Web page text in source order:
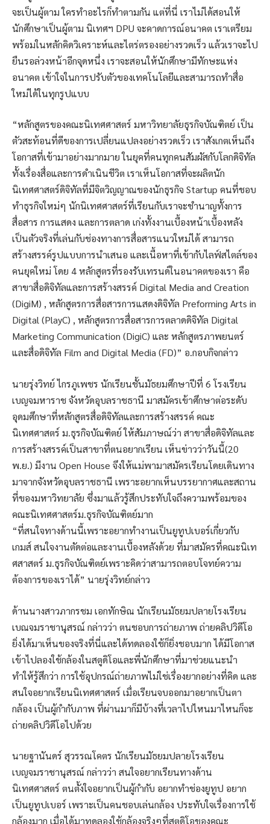
จะเป็นผู้ตาม ใครทำอะไรก็ทำตามกัน แต่ที่นี่ เราไม่ได้สอนให้
นักศึกษาเป็นผู้ตาม นิเทศฯ DPU จะคาดการณ์อนาคต เราเตรียม
พร้อมในหลักคิดวิเคราะห์และไตร่ตรองอย่างรวดเร็ว แล้วเราจะไป
ยืนรอล่วงหน้าอีกจุดหนึ่ง เราจะสอนให้นักศึกษามีทักษะแห่ง
อนาคต เข้าใจในการปรับตัวของเทคโนโลยีและสามารถทำสื่อ
ใหม่ได้ในทุกรูปแบบ
“หลักสูตรของคณะนิเทศศาสตร์ มหาวิทยาลัยธุรกิจบัณฑิตย์ เป็น
ตัวสะท้อนที่ดีของการเปลี่ยนแปลงอย่างรวดเร็ว เราสังเกตเห็นถึง
โอกาสที่เข้ามาอย่างมากมาย ในยุคที่คนทุกคนสัมผัสกับโลกดิจิทัล
ทั้งเรื่องสื่อและการดำเนินชีวิต เราเห็นโอกาสที่จะผลิตนัก
นิเทศศาสตร์ดิจิทัลที่มีจิตวิญญาณของนักธุรกิจ Startup คนที่ชอบ
ทำธุรกิจใหม่ๆ นักนิเทศศาสตร์ที่เรียนกับเราจะชำนาญทั้งการ
สื่อสาร การแสดง และการตลาด เก่งทั้งงานเบื้องหน้าเบื้องหลัง
เป็นตัวจริงที่เล่นกับช่องทางการสื่อสารแนวใหม่ได้ สามารถ
สร้างสรรค์รูปแบบการนำเสนอ และเนื้อหาที่เข้ากับไลฟ์สไตล์ของ
คนยุคใหม่ โดย 4 หลักสูตรที่รองรับเทรนด์ในอนาคตของเรา คือ
สาขาสื่อดิจิทัลและการสร้างสรรค์ Digital Media and Creation
(DigiM) , หลักสูตรการสื่อสารการแสดงดิจิทัล Preforming Arts in
Digital (PlayC) , หลักสูตรการสื่อสารการตลาดดิจิทัล Digital
Marketing Communication (DigiC) และ หลักสูตรภาพยนตร์
และสื่อดิจิทัล Film and Digital Media (FD)” อ.กอบกิจกล่าว
นายรุ่งวิทย์ ไกรภูเพชร นักเรียนชั้นมัธยมศึกษาปีที่ 6 โรงเรียน
เบญจมหาราช จังหวัดอุบลราชธานี มาสมัครเข้าศึกษาต่อระดับ
อุดมศึกษาที่หลักสูตรสื่อดิจิทัลและการสร้างสรรค์ คณะ
นิเทศศาสตร์ ม.ธุรกิจบัณฑิตย์ ให้สัมภาษณ์ว่า สาขาสื่อดิจิทัลและ
การสร้างสรรค์เป็นสาขาที่ตนอยากเรียน เห็นข่าวว่าวันนี้(20
พ.ย.) มีงาน Open House จึงให้แม่พามาสมัครเรียนโดยเดินทาง
มาจากจังหวัดอุบลราชธานี เพราะอยากเห็นบรรยากาศและสถาน
ที่ของมหาวิทยาลัย ซึ่งมาแล้วรู้สึกประทับใจถึงความพร้อมของ
คณะนิเทศศาสตร์ม.ธุรกิจบัณฑิตย์มาก
“ที่สนใจทางด้านนี้เพราะอยากทำงานเป็นยูทูปเบอร์เกี่ยวกับ
เกมส์ สนใจงานตัดต่อและงานเบื้องหลังด้วย ที่มาสมัครที่คณะนิเท
ศสาสตร์ ม.ธุรกิจบัณฑิตย์เพราะคิดว่าสามารถตอบโจทย์ความ
ต้องการของเราได้” นายรุ่งวิทย์กล่าว
ด้านนางสาวภากรชม เอกทักษิณ นักเรียนมัธยมปลายโรงเรียน
เบณจมราชานุสรณ์ กล่าวว่า ตนชอบการถ่ายภาพ ถ่ายคลิปวิดีโอ
ยิ่งได้มาเห็นของจริงที่นี่และได้ทดลองใช้ก็ยิ่งชอบมาก ได้มีโอกาส
เข้าไปลองใช้กล้องในสตูดิโอและพี่นักศึกษาที่มาช่วยแนะนำ
ทำให้รู้สึกว่า การใช้อุปกรณ์ถ่ายภาพไม่ใช่เรื่องยากอย่างที่คิด และ
สนใจอยากเรียนนิเทศศาสตร์ เมื่อเรียนจบออกมาอยากเป็นตา
กล้อง เป็นผู้กำกับภาพ ที่ผ่านมาก็มีบ้างที่เวลาไปไหนมาไหนก็จะ
ถ่ายคลิปวิดีโอไปด้วย
นายฐานันดร์ สุวรรณโคตร นักเรียนมัธยมปลายโรงเรียน
เบญจมราชานุสรณ์ กล่าวว่า สนใจอยากเรียนทางด้าน
นิเทศศาสตร์ ตนตั้งใจอยากเป็นผู้กำกับ อยากทำช่องยูทูป อยาก
เป็นยูทูปเบอร์ เพราะเป็นคนชอบเล่นกล้อง ประทับใจเรื่องการใช้
กล้องมาก เมื่อได้มาทดลองใช้กล้องจริงๆที่สตูดิโอของคณะ